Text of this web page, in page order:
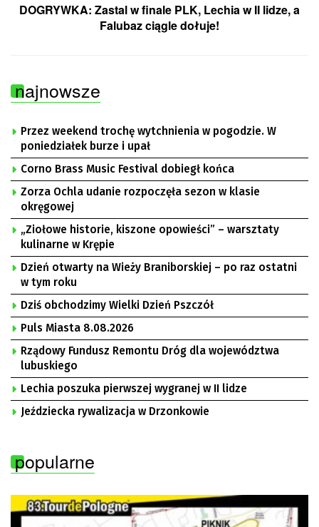
DOGRYWKA: Zastal w finale PLK, Lechia w II lidze, a
Falubaz ciągle dołuje!
najnowsze
Przez weekend trochę wytchnienia w pogodzie. W
poniedziałek burze i upał
Corno Brass Music Festival dobiegł końca
Zorza Ochla udanie rozpoczęła sezon w klasie
okręgowej
„Ziołowe historie, kiszone opowieści” – warsztaty
kulinarne w Krępie
Dzień otwarty na Wieży Braniborskiej – po raz ostatni
w tym roku
Dziś obchodzimy Wielki Dzień Pszczół
Puls Miasta 8.08.2026
Rządowy Fundusz Remontu Dróg dla województwa
lubuskiego
Lechia poszuka pierwszej wygranej w II lidze
Jeździecka rywalizacja w Drzonkowie
popularne